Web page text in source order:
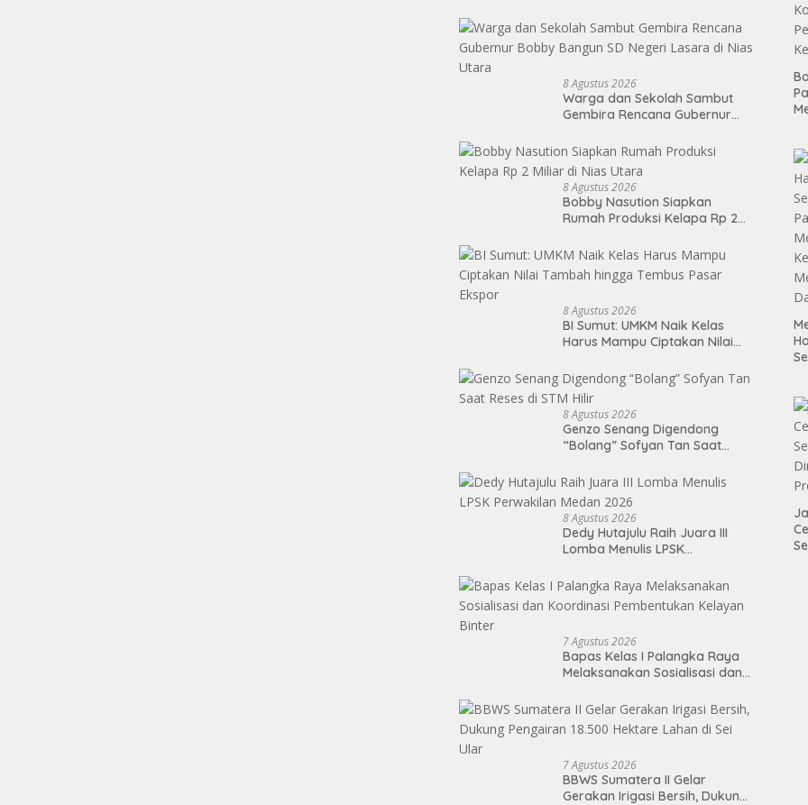
8 Agustus 2026
Warga dan Sekolah Sambut
Gembira Rencana Gubernur
Lasara di Nias Utara
8 Agustus 2026
Bobby Nasution Siapkan
Rumah Produksi Kelapa Rp 2
8 Agustus 2026
BI Sumut: UMKM Naik Kelas
Harus Mampu Ciptakan Nilai
Ekspor
8 Agustus 2026
Genzo Senang Digendong
“Bolang” Sofyan Tan Saat
8 Agustus 2026
Dedy Hutajulu Raih Juara III
Lomba Menulis LPSK
7 Agustus 2026
Bapas Kelas I Palangka Raya
Melaksanakan Sosialisasi dan
Kelayan Binter
7 Agustus 2026
BBWS Sumatera II Gelar
Gerakan Irigasi Bersih, Dukung